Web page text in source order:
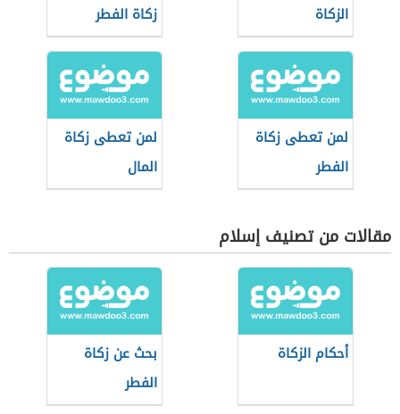
الزكاة
زكاة الفطر
لمن تعطى زكاة
الفطر
لمن تعطى زكاة
المال
مقالات من تصنيف إسلام
أحكام الزكاة
بحث عن زكاة
الفطر